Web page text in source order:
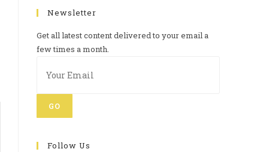
Newsletter
Get all latest content delivered to your email a
few times a month.
GO
Follow Us